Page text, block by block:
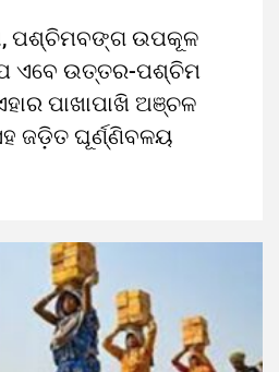
ପଶ୍ଚିମବଙ୍ଗ ଉପକୂଳ
ଏବେ ଉତ୍ତର-ପଶ୍ଚିମ
ପାଖାପାଖି ଅଞ୍ଚଳ
ଜଡ଼ିତ ଘୂର୍ଣ୍ଣିବଳୟ